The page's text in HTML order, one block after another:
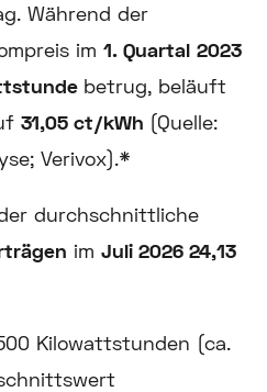
Während der
im 1. Quartal 2023
betrug, beläuft
31,05 ct/kWh (Quelle:
Verivox).*
durchschnittliche
im Juli 2026 24,13
Kilowattstunden (ca.